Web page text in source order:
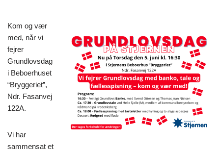
Kom og vær
med, når vi
fejrer
Grundlovsdag
i Beboerhuset
“Bryggeriet”,
Ndr. Fasanvej
122A.
Vi har
sammensat et